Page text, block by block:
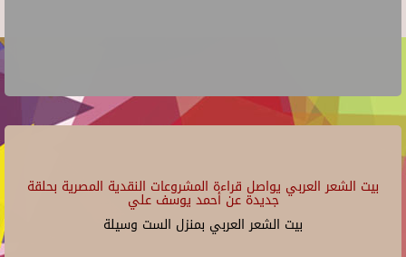
بيت الشعر العربي يواصل قراءة المشروعات النقدية المصرية بحلقة
جديدة عن أحمد يوسف علي
بيت الشعر العربي بمنزل الست وسيلة